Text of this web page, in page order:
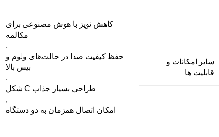
سایر امکانات و
قابلیت ها
کاهش نویز با هوش مصنوعی برای
مکالمه
,
حفظ کیفیت صدا در حالت‌های ولوم و
بیس بالا
,
طراحی بسیار جذاب C شکل
,
امکان اتصال همزمان به دو دستگاه